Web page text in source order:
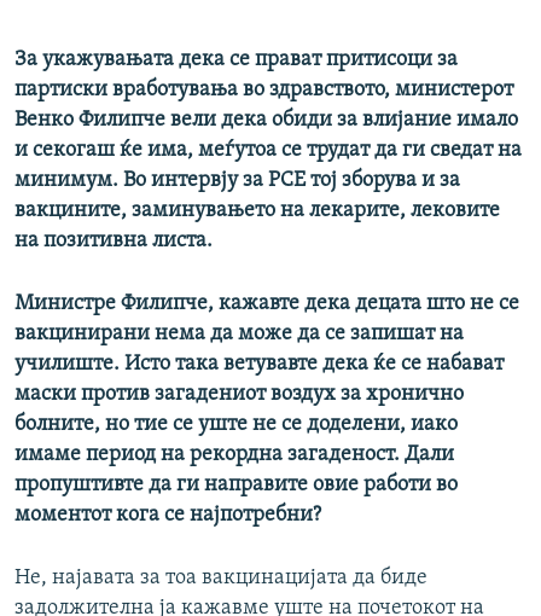
За укажувањата дека се прават притисоци за
партиски вработувања во здравството, министерот
Венко Филипче вели дека обиди за влијание имало
и секогаш ќе има, меѓутоа се трудат да ги сведат на
минимум. Во интервју за РСЕ тој зборува и за
вакцините, заминувањето на лекарите, лековите
на позитивна листа.
Министре Филипче, кажавте дека децата што не се
вакцинирани нема да може да се запишат на
училиште. Исто така ветувавте дека ќе се набават
маски против загадениот воздух за хронично
болните, но тие се уште не се доделени, иако
имаме период на рекордна загаденост. Дали
пропуштивте да ги направите овие работи во
моментот кога се најпотребни?
Не, најавата за тоа вакцинацијата да биде
задолжителна ја кажавме уште на почетокот на